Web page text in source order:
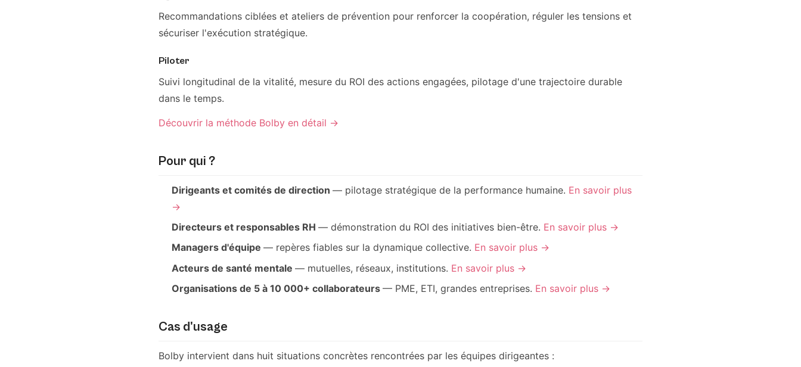
Recommandations ciblées et ateliers de prévention pour renforcer la coopération, réguler les tensions et
sécuriser l'exécution stratégique.
Piloter
Suivi longitudinal de la vitalité, mesure du ROI des actions engagées, pilotage d'une trajectoire durable
dans le temps.
Découvrir la méthode Bolby en détail →
Pour qui ?
Dirigeants et comités de direction— pilotage stratégique de la performance humaine. En savoir plus
→
Directeurs et responsables RH— démonstration du ROI des initiatives bien-être. En savoir plus →
Managers d'équipe— repères fiables sur la dynamique collective. En savoir plus →
Acteurs de santé mentale— mutuelles, réseaux, institutions. En savoir plus →
Organisations de 5 à 10 000+ collaborateurs— PME, ETI, grandes entreprises. En savoir plus →
Cas d'usage
Bolby intervient dans huit situations concrètes rencontrées par les équipes dirigeantes :